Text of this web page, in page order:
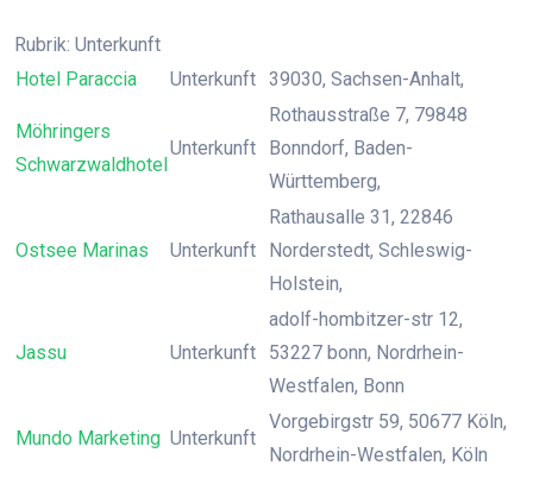
Rubrik: Unterkunft
Hotel Paraccia
Unterkunft 39030, Sachsen-Anhalt,
Möhringers
Schwarzwaldhotel
Unterkunft
Rothausstraße 7, 79848
Bonndorf, Baden-
Württemberg,
Ostsee Marinas Unterkunft
Rathausalle 31, 22846
Norderstedt, Schleswig-
Holstein,
Jassu Unterkunft
adolf-hombitzer-str 12,
53227 bonn, Nordrhein-
Westfalen, Bonn
Mundo Marketing Unterkunft
Vorgebirgstr 59, 50677 Köln,
Nordrhein-Westfalen, Köln